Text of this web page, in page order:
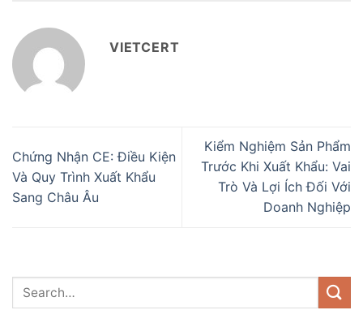
VIETCERT
Chứng Nhận CE: Điều Kiện
Và Quy Trình Xuất Khẩu
Sang Châu Âu
Kiểm Nghiệm Sản Phẩm
Trước Khi Xuất Khẩu: Vai
Trò Và Lợi Ích Đối Với
Doanh Nghiệp